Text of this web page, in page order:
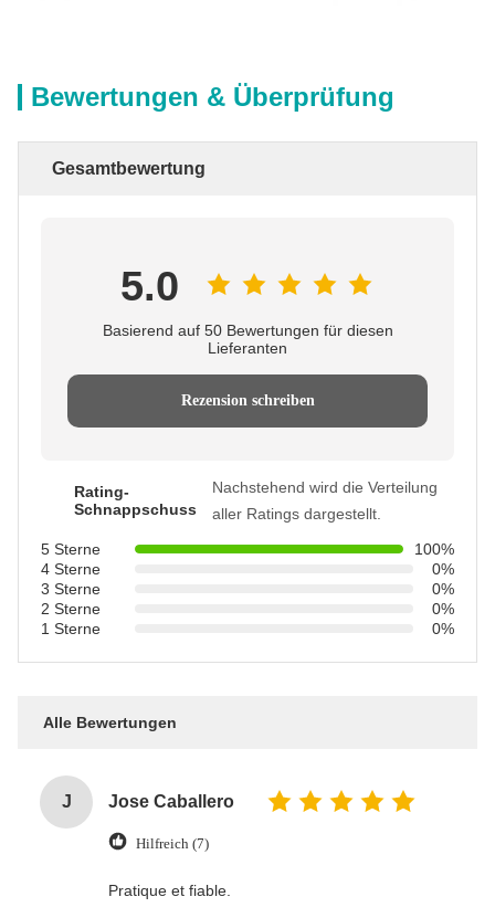
Bewertungen & Überprüfung
Gesamtbewertung
5.0
Basierend auf 50 Bewertungen für diesen
Lieferanten
Rezension schreiben
Rating-
Schnappschuss
Nachstehend wird die Verteilung
aller Ratings dargestellt.
5 Sterne
100%
4 Sterne
0%
3 Sterne
0%
2 Sterne
0%
1 Sterne
0%
Alle Bewertungen
J Jose Caballero
Hilfreich (7)
Pratique et fiable.